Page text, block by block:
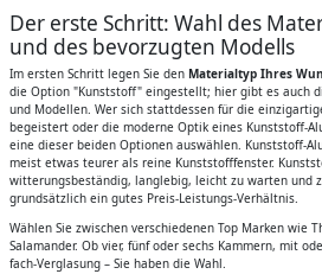
Der erste Schritt: Wahl des
und des bevorzugten Modells
Im ersten Schritt legen Sie den Materialtyp Ihres
die Option "Kunststoff" eingestellt; hier gibt es auch
und Modellen. Wer sich stattdessen für die
begeistert oder die moderne Optik eines Kunststoff-
eine dieser beiden Optionen auswählen. Kunststoff-
meist etwas teurer als reine Kunststofffenster.
witterungsbeständig, langlebig, leicht zu warten und
grundsätzlich ein gutes Preis-Leistungs-Verhältnis.
Wählen Sie zwischen verschiedenen Top Marken wie
Salamander. Ob vier, fünf oder sechs Kammern, mit
fach-Verglasung – Sie haben die Wahl.